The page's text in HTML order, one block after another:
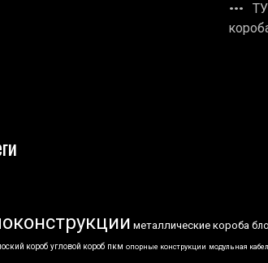
металлические короба
короб угловой короб пкм опорные конструкции модульная